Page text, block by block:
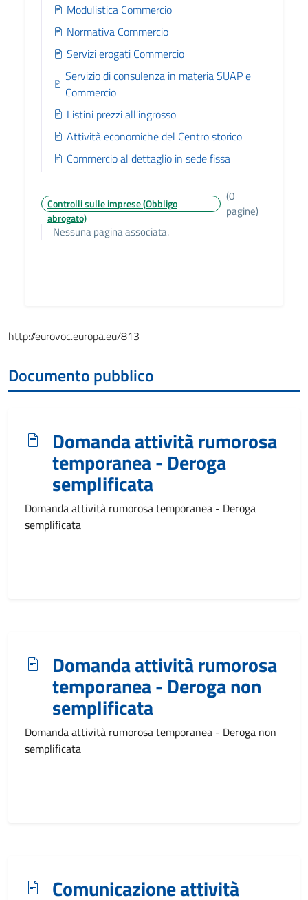
Modulistica Commercio
Normativa Commercio
Servizi erogati Commercio
Servizio di consulenza in materia SUAP e
Commercio
Listini prezzi all'ingrosso
Attività economiche del Centro storico
Commercio al dettaglio in sede fissa
Controlli sulle imprese (Obbligo
abrogato)
(0
pagine)
Nessuna pagina associata.
Link a EuroVoc
http://eurovoc.europa.eu/813
Documento pubblico
Domanda attività rumorosa
temporanea - Deroga
semplificata
Domanda attività rumorosa temporanea - Deroga
semplificata
Domanda attività rumorosa
temporanea - Deroga non
semplificata
Domanda attività rumorosa temporanea - Deroga non
semplificata
Comunicazione attività